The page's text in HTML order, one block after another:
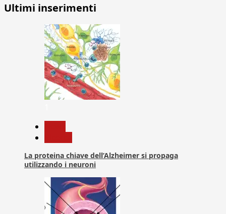
Ultimi inserimenti
La proteina chiave dell’Alzheimer si propaga
utilizzando i neuroni